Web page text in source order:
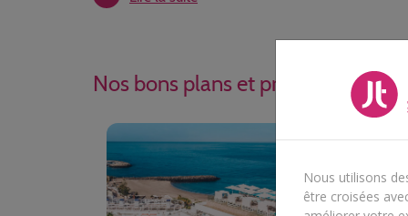
Certaines parties de l'île offrent une immersion
de Garcia, coulées de lave qui offrent des paysages
de jolies randonnées et danser toute la nuit dans les
Nos bons plans et promotions
Nous utilisons
être croisées